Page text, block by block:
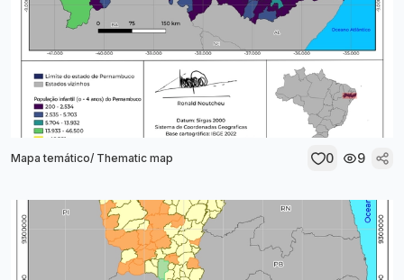
Mapa temático/ Thematic map 0 9